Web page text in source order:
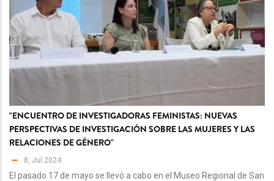
"ENCUENTRO DE INVESTIGADORAS FEMINISTAS: NUEVAS
PERSPECTIVAS DE INVESTIGACIÓN SOBRE LAS MUJERES Y LAS
RELACIONES DE GÉNERO"
8, Jul 2024
El pasado 17 de mayo se llevó a cabo en el Museo Regional de San